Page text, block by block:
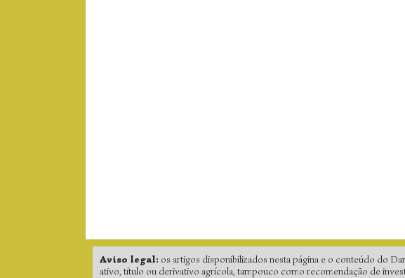
Aviso legal: os artigos disponibilizados nesta página e o conteúdo do
ativo, título ou derivativo agrícola, tampouco como recomendação de